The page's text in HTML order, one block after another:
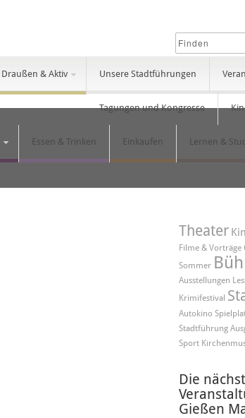
Draußen & Aktiv Unsere Stadtführungen
Tagungen und Kongresse
Essen & Trinken Einkaufen Lernen &
Theater
Filme & Vorträge
Sommer
Ausstellungen
Krimifestival
Autokino
Stadtführung
Sport
Die
Gießen